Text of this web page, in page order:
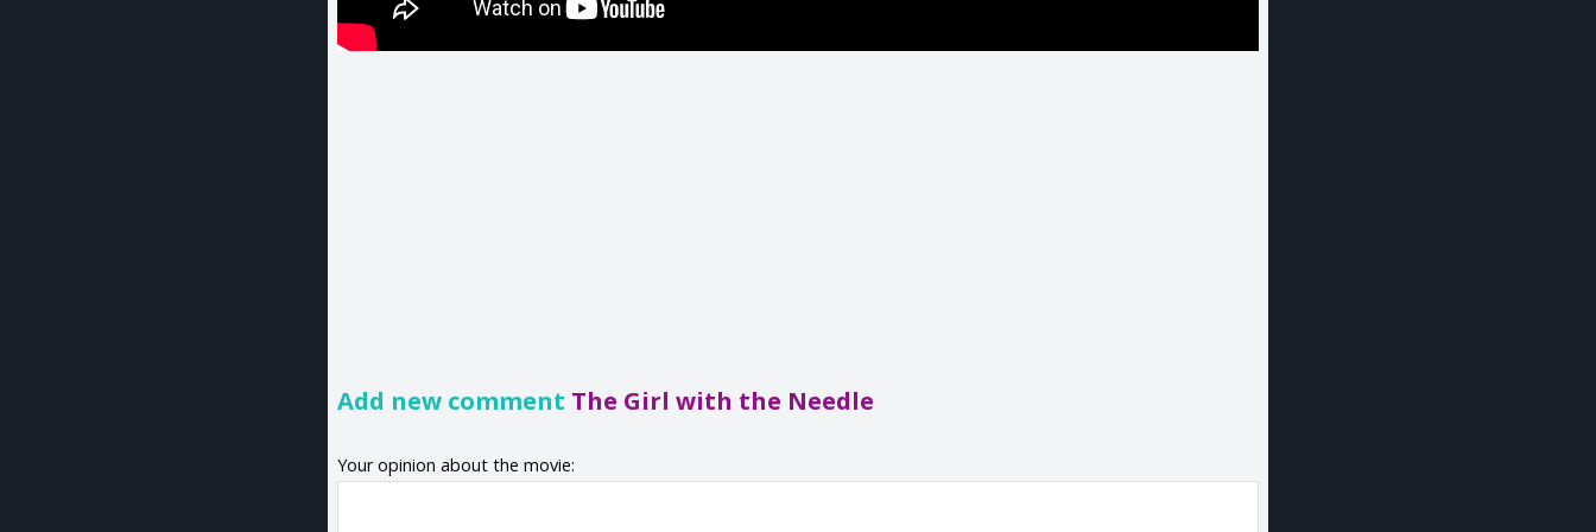
Add new comment The Girl with the Needle
Your opinion about the movie: